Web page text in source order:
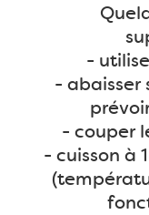
-
- abaisser
- couper
- cuisson à